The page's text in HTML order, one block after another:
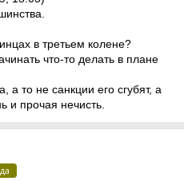
в третьем колене?
что-то делать в плане
а то не санкции его сгубят, а
и прочая нечисть.